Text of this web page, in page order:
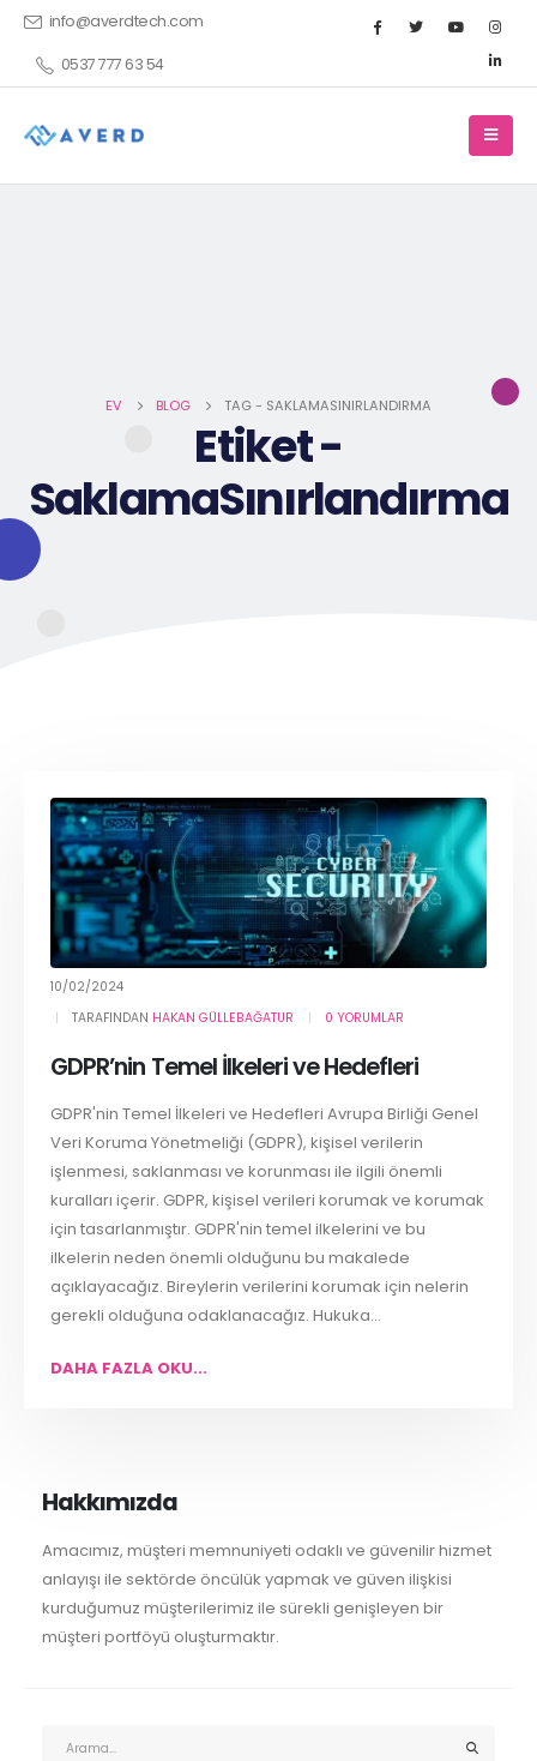
info@averdtech.com
0537 777 63 54
EV BLOG TAG - SAKLAMASINIRLANDIRMA
Etiket -
SaklamaSınırlandırma
10/02/2024
TARAFINDAN HAKAN GÜLLEBAĞATUR 0 YORUMLAR
GDPR’nin Temel İlkeleri ve Hedefleri
GDPR'nin Temel İlkeleri ve Hedefleri Avrupa Birliği Genel
Veri Koruma Yönetmeliği (GDPR), kişisel verilerin
işlenmesi, saklanması ve korunması ile ilgili önemli
kuralları içerir. GDPR, kişisel verileri korumak ve korumak
için tasarlanmıştır. GDPR'nin temel ilkelerini ve bu
ilkelerin neden önemli olduğunu bu makalede
açıklayacağız. Bireylerin verilerini korumak için nelerin
gerekli olduğuna odaklanacağız. Hukuka...
DAHA FAZLA OKU...
Hakkımızda
Amacımız, müşteri memnuniyeti odaklı ve güvenilir hizmet
anlayışı ile sektörde öncülük yapmak ve güven ilişkisi
kurduğumuz müşterilerimiz ile sürekli genişleyen bir
müşteri portföyü oluşturmaktır.